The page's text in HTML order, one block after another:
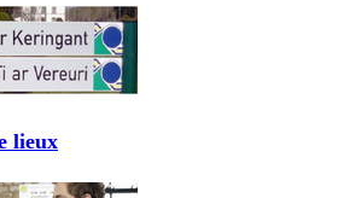
lieux